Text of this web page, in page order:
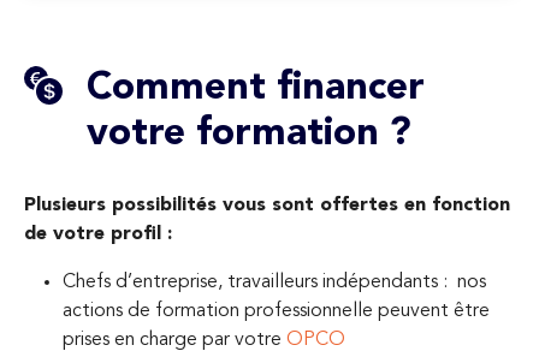
Comment financer
votre formation ?
Plusieurs possibilités vous sont offertes en fonction
de votre profil :
Chefs d’entreprise, travailleurs indépendants : nos
actions de formation professionnelle peuvent être
prises en charge par votre OPCO